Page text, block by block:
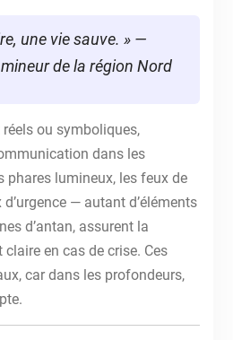
une vie sauve. » —
de la région Nord
réels ou symboliques,
dans les
phares lumineux, les feux de
— autant d’éléments
d’antan, assurent la
en cas de crise. Ces
car dans les profondeurs,